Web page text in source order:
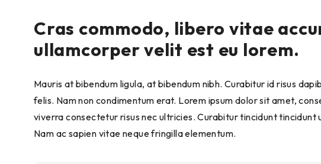
Cras commodo, libero vitae
ullamcorper velit est eu lorem.
Mauris at bibendum ligula, at bibendum nibh. Curabitur id risus
felis. Nam non condimentum erat. Lorem ipsum dolor sit amet,
viverra consectetur risus nec ultricies. Curabitur tincidunt
Nam ac sapien vitae neque fringilla elementum.